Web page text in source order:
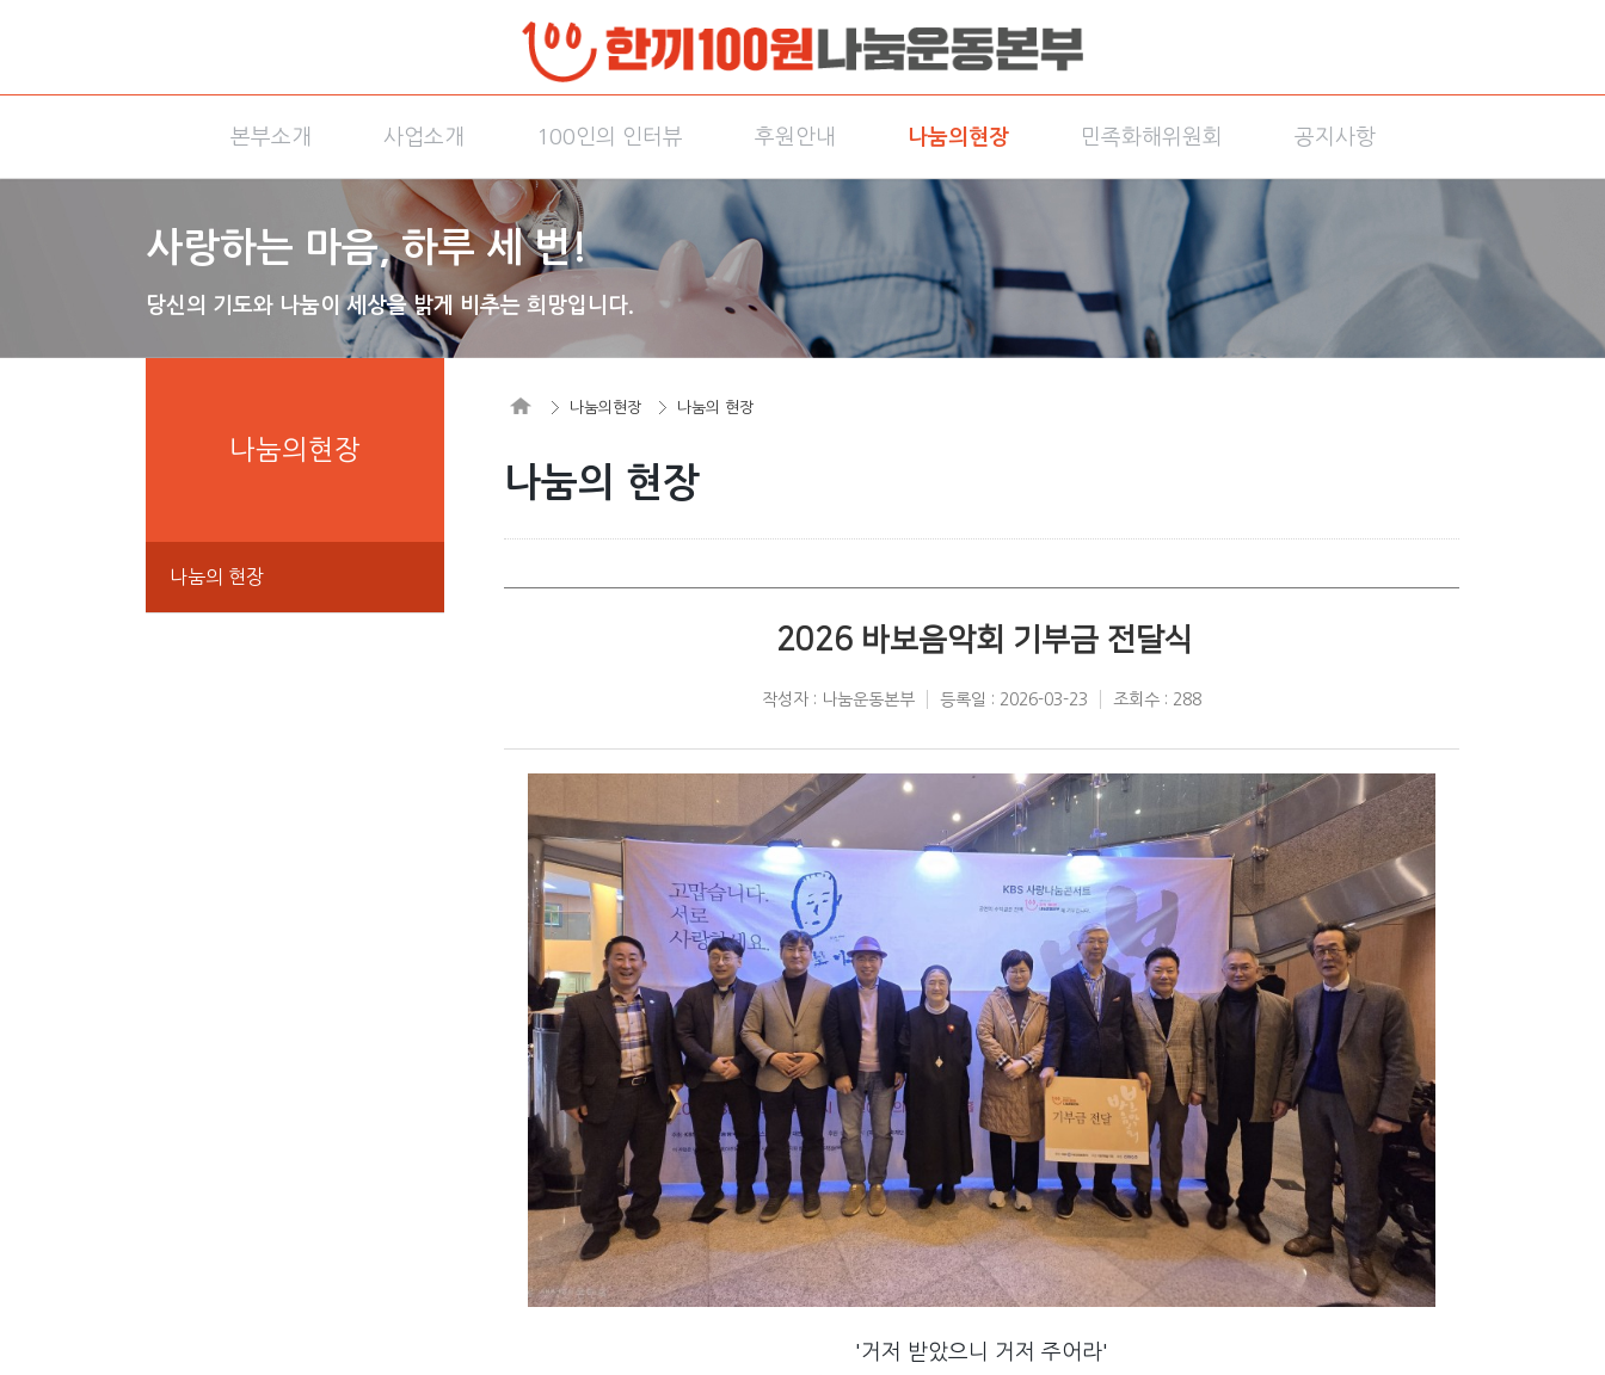
본부소개 사업소개 100인의 인터뷰 후원안내 나눔의현장 민족화해위원회 공지사항
사랑하는 마음, 하루 세 번!
당신의 기도와 나눔이 세상을 밝게 비추는 희망입니다.
나눔의현장
나눔의 현장
나눔의현장 나눔의 현장
나눔의 현장
2026 바보음악회 기부금 전달식
작성자 : 나눔운동본부 등록일 : 2026-03-23 조회수 : 288
'거저 받았으니 거저 주어라'